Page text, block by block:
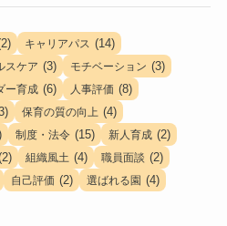
キャリアパス (14)
スケア (3) モチベーション (3)
ー育成 (6) 人事評価 (8)
保育の質の向上 (4)
制度・法令 (15) 新人育成 (2)
組織風土 (4) 職員面談 (2)
自己評価 (2) 選ばれる園 (4)